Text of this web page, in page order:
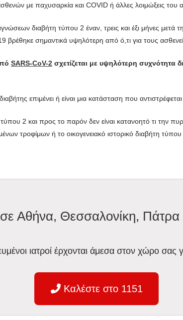
με παχυσαρκία και COVID ή άλλες λοιμώξεις του
διαβήτη τύπου 2 έναν, τρεις και έξι μήνες μετά
σημαντικά υψηλότερη από ό,τι για τους
SARS-CoV-2 σχετίζεται με υψηλότερη συχνότητα
επιμένει ή είναι μια κατάσταση που
2 και προς το παρόν δεν είναι κατανοητό τι την
τροφίμων ή το οικογενειακό ιστορικό διαβήτη
σε Αθήνα, Θεσσαλονίκη, Πάτρα
ιατροί έρχονται άμεσα στον χώρο σας
Καλέστε στο 1151